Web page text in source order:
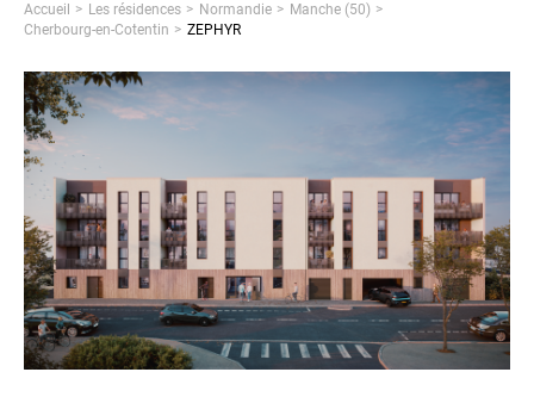
Accueil Les résidences Normandie
Manche (50)
Cherbourg-en-Cotentin
ZEPHYR